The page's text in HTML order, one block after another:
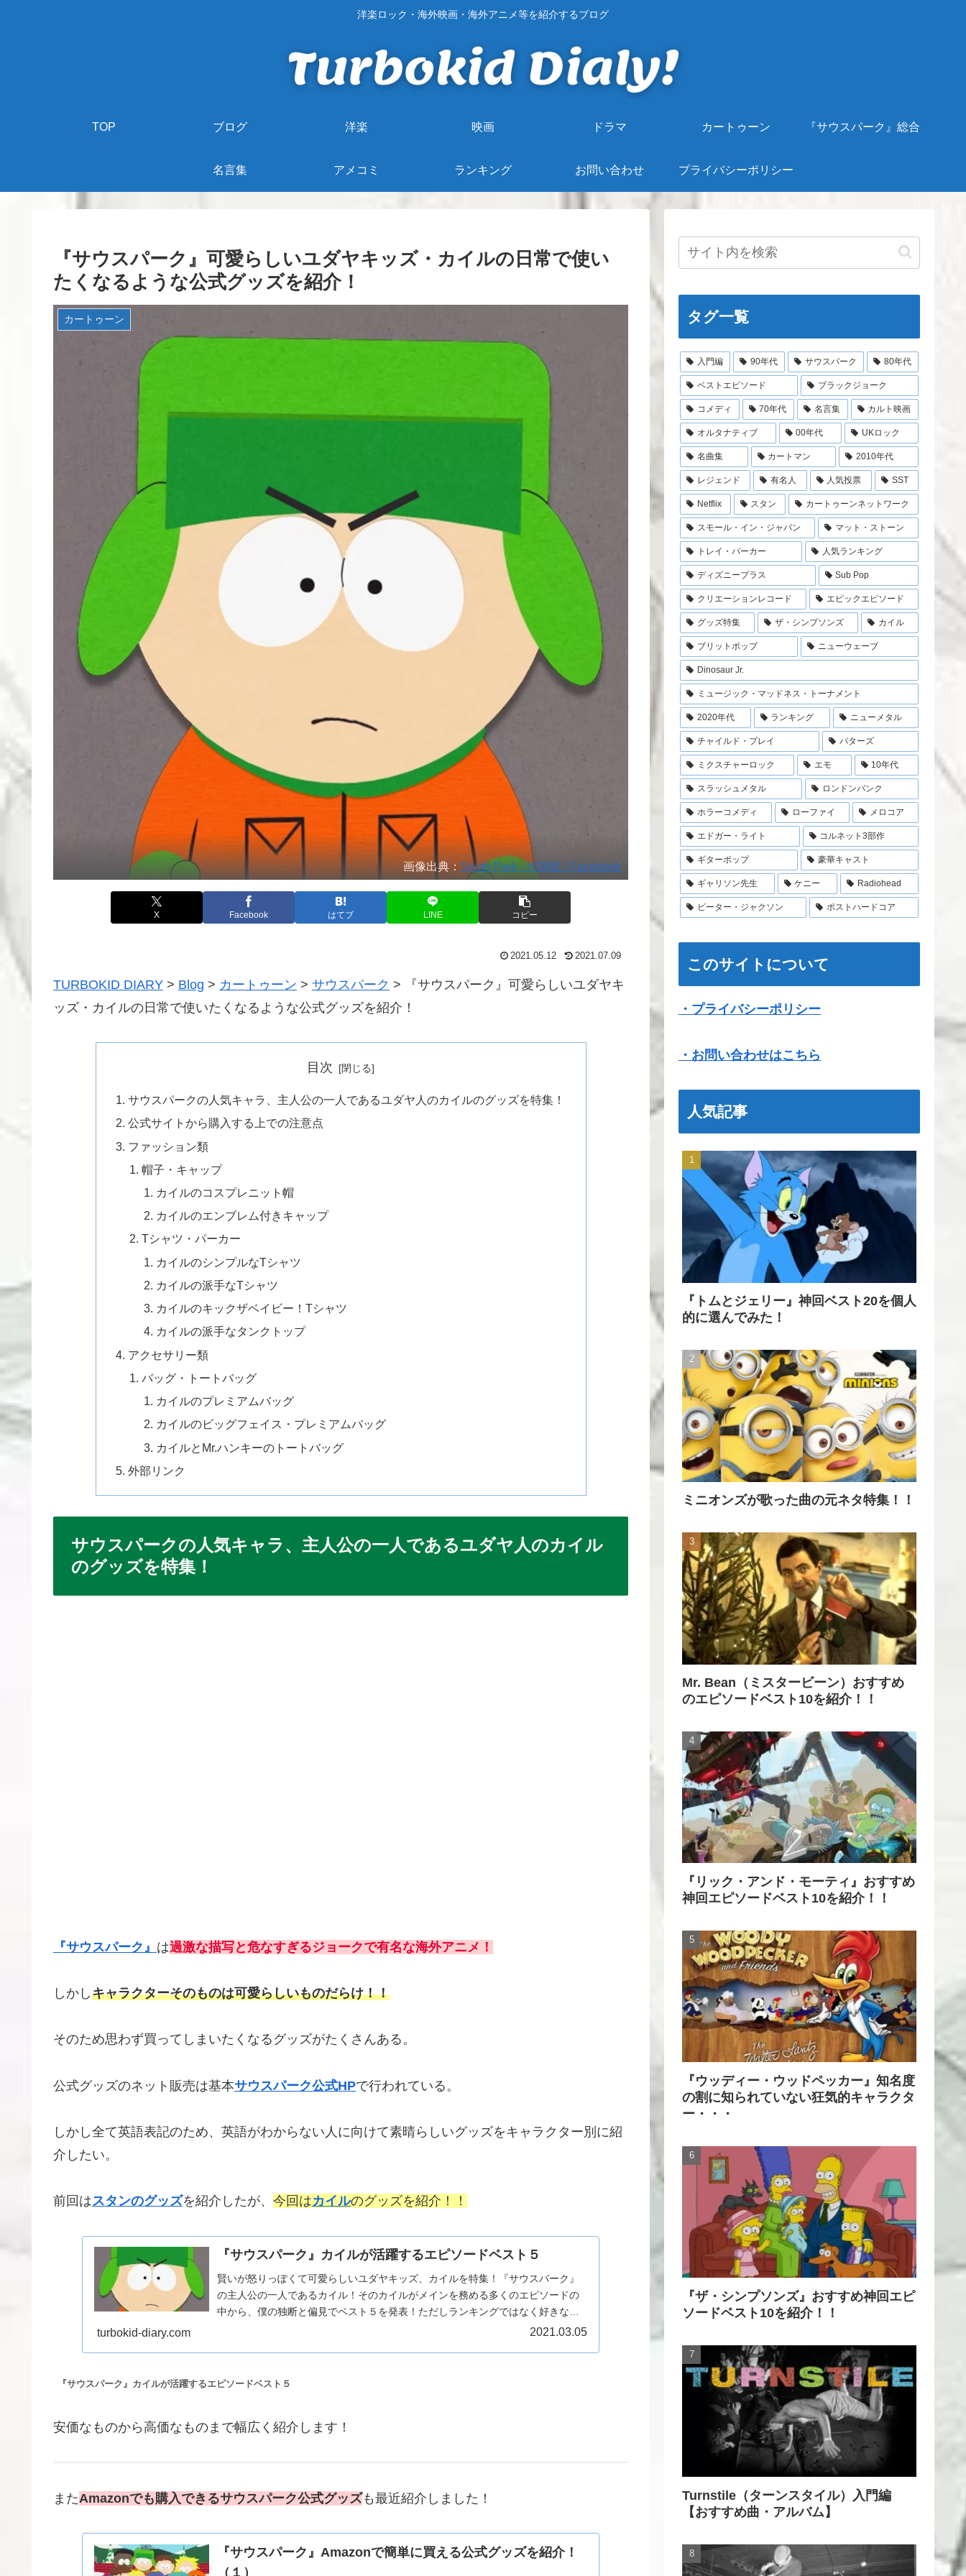
洋楽ロック・海外映画・海外アニメ等を紹介するブログ
TOP ブログ 洋楽 映画 ドラマ カートゥーン 『サウスパーク』総合
名言集 アメコミ ランキング お問い合わせ プライバシーポリシー
『サウスパーク』可愛らしいユダヤキッズ・カイルの日常で使い
たくなるような公式グッズを紹介！
カートゥーン
画像出典：South Park - HOME | Facebook
X Facebook はてブ LINE コピー
2021.05.12 2021.07.09
TURBOKID DIARY > Blog > カートゥーン > サウスパーク >
『サウスパーク』可愛らしいユダヤキ
ッズ・カイルの日常で使いたくなるような公式グッズを紹介！
目次
サウスパークの人気キャラ、主人公の一人であるユダヤ人のカイルのグッズを特集！
公式サイトから購入する上での注意点
ファッション類
帽子・キャップ
カイルのコスプレニット帽
カイルのエンブレム付きキャップ
Tシャツ・パーカー
カイルのシンプルなTシャツ
カイルの派手なTシャツ
カイルのキックザベイビー！Tシャツ
カイルの派手なタンクトップ
アクセサリー類
バッグ・トートバッグ
カイルのプレミアムバッグ
カイルのビッグフェイス・プレミアムバッグ
カイルとMr.ハンキーのトートバッグ
外部リンク
サウスパークの人気キャラ、主人公の一人であるユダヤ人のカイル
のグッズを特集！
『サウスパーク』 は過激な描写と危なすぎるジョークで有名な海外アニメ！
しかしキャラクターそのものは可愛らしいものだらけ！！
そのため思わず買ってしまいたくなるグッズがたくさんある。
公式グッズのネット販売は基本サウスパーク公式HPで行われている。
しかし全て英語表記のため、英語がわからない人に向けて素晴らしいグッズをキャラクター別に紹
介したい。
前回はスタンのグッズを紹介したが、 今回はカイルのグッズを紹介！！
『サウスパーク』カイルが活躍するエピソードベスト５
賢いが怒りっぽくて可愛らしいユダヤキッズ、カイルを特集！『サウスパーク』
の主人公の一人であるカイル！そのカイルがメインを務める多くのエピソードの
中から、僕の独断と偏見でベスト５を発表！ただしランキングではなく好きなエ
turbokid-diary.com 2021.03.05
『サウスパーク』カイルが活躍するエピソードベスト５
安価なものから高価なものまで幅広く紹介します！
またAmazonでも購入できるサウスパーク公式グッズも最近紹介しました！
『サウスパーク』Amazonで簡単に買える公式グッズを紹介！
（１）
タグ一覧
入門編 90年代 サウスパーク 80年代
ベストエピソード ブラックジョーク
コメディ 70年代 名言集 カルト映画
オルタナティブ 00年代 UKロック
名曲集 カートマン 2010年代
レジェンド 有名人 人気投票 SST
Netflix スタン カートゥーンネットワーク
スモール・イン・ジャパン マット・ストーン
トレイ・パーカー 人気ランキング
ディズニープラス Sub Pop
クリエーションレコード エピックエピソード
グッズ特集 ザ・シンプソンズ カイル
ブリットポップ ニューウェーブ
Dinosaur Jr.
ミュージック・マッドネス・トーナメント
2020年代 ランキング ニューメタル
チャイルド・プレイ バターズ
ミクスチャーロック エモ 10年代
スラッシュメタル ロンドンパンク
ホラーコメディ ローファイ メロコア
エドガー・ライト コルネット3部作
ギターポップ 豪華キャスト
ギャリソン先生 ケニー Radiohead
ピーター・ジャクソン ポストハードコア
このサイトについて
・プライバシーポリシー
・お問い合わせはこちら
人気記事
『トムとジェリー』神回ベスト20を個人
的に選んでみた！
ミニオンズが歌った曲の元ネタ特集！！
Mr. Bean（ミスタービーン）おすすめ
のエピソードベスト10を紹介！！
『リック・アンド・モーティ』おすすめ
神回エピソードベスト10を紹介！！
『ウッディー・ウッドペッカー』知名度
の割に知られていない狂気的キャラクタ
ー・・・
『ザ・シンプソンズ』おすすめ神回エピ
ソードベスト10を紹介！！
Turnstile（ターンスタイル）入門編
【おすすめ曲・アルバム】